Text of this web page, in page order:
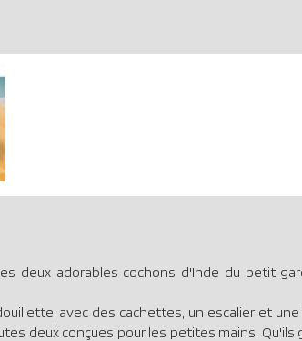
deux adorables cochons d'Inde du petit
avec des cachettes, un escalier et une
deux conçues pour les petites mains. Qu'ils